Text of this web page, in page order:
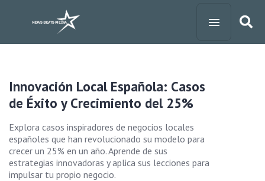
Innovación Local Española: Casos
de Éxito y Crecimiento del 25%
Explora casos inspiradores de negocios locales
españoles que han revolucionado su modelo para
crecer un 25% en un año. Aprende de sus
estrategias innovadoras y aplica sus lecciones para
impulsar tu propio negocio.